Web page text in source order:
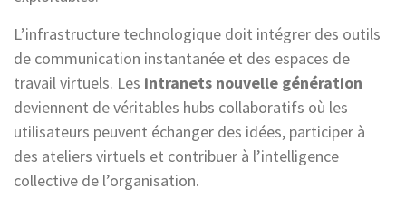
L’infrastructure technologique doit intégrer des outils
de communication instantanée et des espaces de
travail virtuels. Les intranets nouvelle génération
deviennent de véritables hubs collaboratifs où les
utilisateurs peuvent échanger des idées, participer à
des ateliers virtuels et contribuer à l’intelligence
collective de l’organisation.